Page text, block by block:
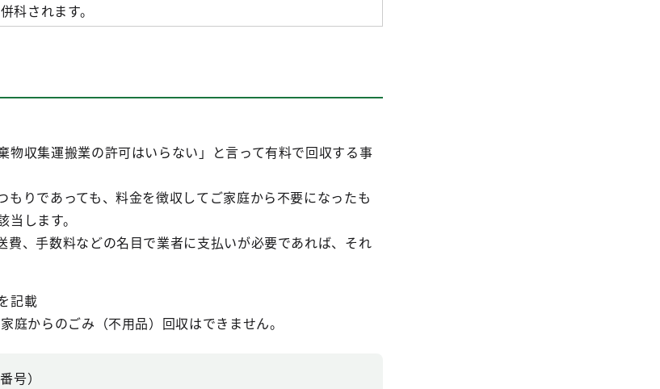
科されます。
収集運搬業の許可はいらない」と言って有料で回収する事
りであっても、料金を徴収してご家庭から不要になったも
します。
、手数料などの名目で業者に支払いが必要であれば、それ
記載
からのごみ（不用品）回収はできません。
号）